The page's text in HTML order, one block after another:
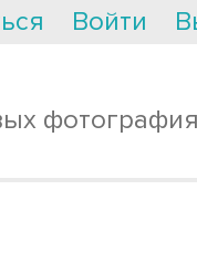
Войти